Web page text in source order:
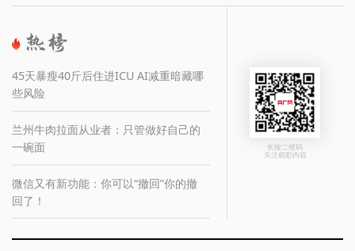
45天暴瘦40斤后住进ICU AI减重暗藏哪
些风险
兰州牛肉拉面从业者：只管做好自己的
一碗面
微信又有新功能：你可以“撤回”你的撤
回了！
长按二维码
关注精彩内容